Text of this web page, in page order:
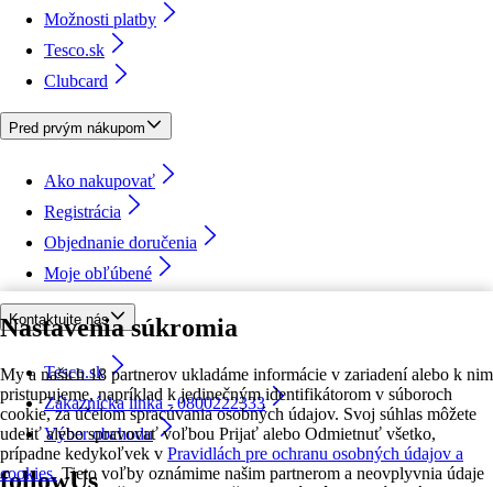
Nastavenia súkromia
My a našich 18 partnerov ukladáme informácie v zariadení alebo k nim
pristupujeme, napríklad k jedinečným identifikátorom v súboroch
cookie, za účelom spracúvania osobných údajov. Svoj súhlas môžete
udeliť alebo spravovať voľbou Prijať alebo Odmietnuť všetko,
prípadne kedykoľvek v Pravidlách pre ochranu osobných údajov a
cookies. Tieto voľby oznámime našim partnerom a neovplyvnia údaje
Možnosti platby
Tesco.sk
Clubcard
Pred prvým nákupom
Ako nakupovať
Registrácia
Objednanie doručenia
Moje obľúbené
Kontaktujte nás
Tesco.sk
Zákaznícka linka - 0800222333
Výber obchodu
followUs